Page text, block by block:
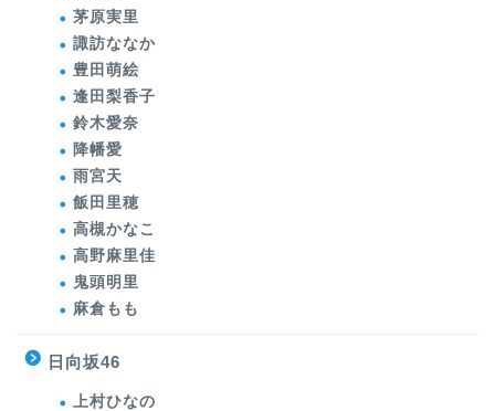
茅原実里
諏訪ななか
豊田萌絵
逢田梨香子
鈴木愛奈
降幡愛
雨宮天
飯田里穂
高槻かなこ
高野麻里佳
鬼頭明里
麻倉もも
日向坂46
上村ひなの